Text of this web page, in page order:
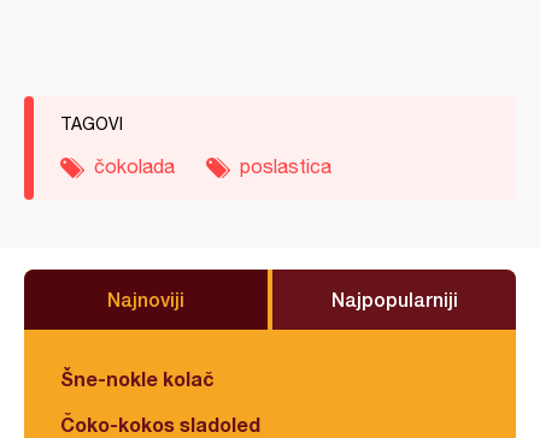
TAGOVI
čokolada poslastica
Najnoviji Najpopularniji
Šne-nokle kolač
Čoko-kokos sladoled